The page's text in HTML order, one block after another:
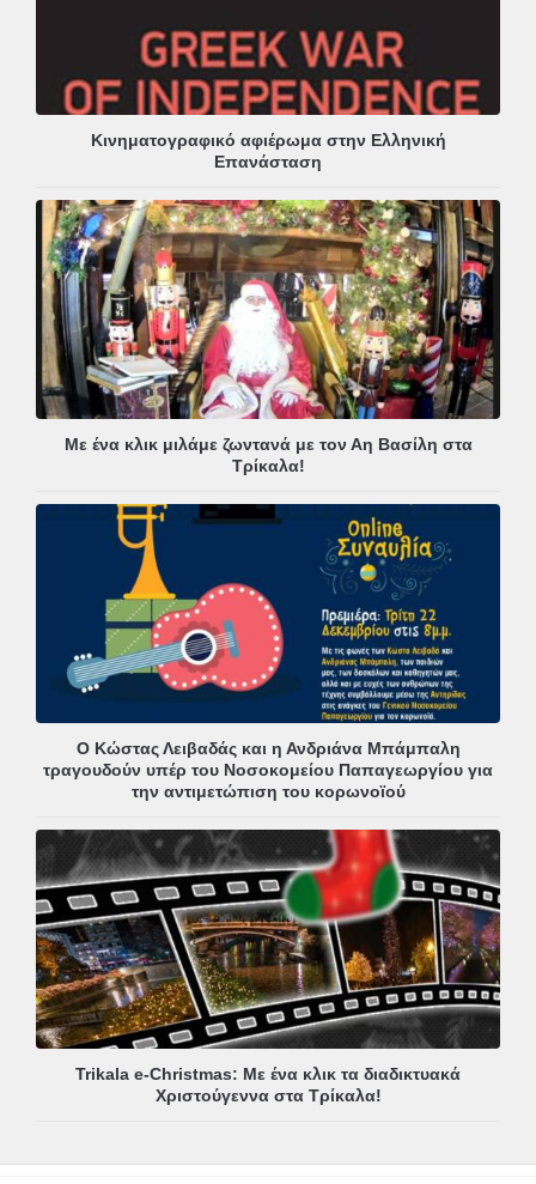
Κινηματογραφικό αφιέρωμα στην Ελληνική
Επανάσταση
Με ένα κλικ μιλάμε ζωντανά με τον Αη Βασίλη στα
Τρίκαλα!
Ο Κώστας Λειβαδάς και η Ανδριάνα Μπάμπαλη
τραγουδούν υπέρ του Νοσοκομείου Παπαγεωργίου για
την αντιμετώπιση του κορωνοϊού
Trikala e-Christmas: Με ένα κλικ τα διαδικτυακά
Χριστούγεννα στα Τρίκαλα!